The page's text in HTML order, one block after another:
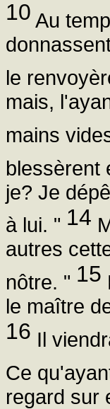
10 Au
le
mais,
mains
blessèrent
je? Je
à lui. " 14
autres
nôtre. " 15
le maître
16 Il
Ce
regard sur